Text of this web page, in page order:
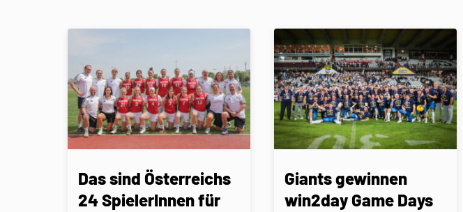
Das sind Österreichs
24 SpielerInnen für
Giants gewinnen
win2day Game Days